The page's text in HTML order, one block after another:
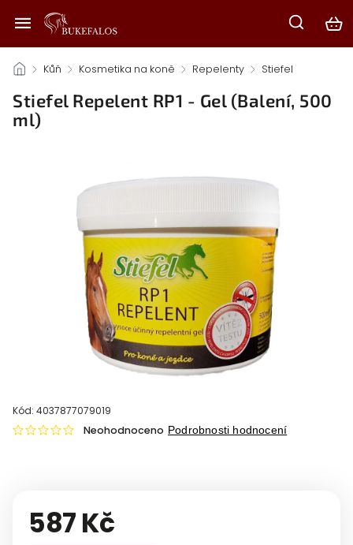
/ Kůň / Kosmetika na koně / Repelenty / Stiefel
Stiefel Repelent RP1 - Gel (Balení, 500
ml)
Kód: 4037877079019
Neohodnoceno Podrobnosti hodnocení
587 Kč